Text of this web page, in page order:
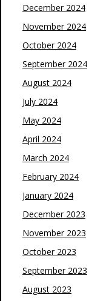
December 2024
November 2024
October 2024
September 2024
August 2024
July 2024
May 2024
April 2024
March 2024
February 2024
January 2024
December 2023
November 2023
October 2023
September 2023
August 2023